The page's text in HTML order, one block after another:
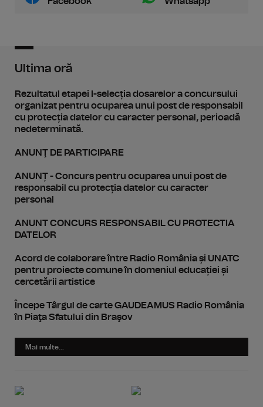
Ultima oră
Rezultatul etapei I-selecția dosarelor a concursului
organizat pentru ocuparea unui post de responsabil
cu protecția datelor cu caracter personal, perioadă
nedeterminată.
ANUNŢ DE PARTICIPARE
ANUNȚ - Concurs pentru ocuparea unui post de
responsabil cu protecția datelor cu caracter
personal
ANUNT CONCURS RESPONSABIL CU PROTECTIA
DATELOR
Acord de colaborare între Radio România și UNATC
pentru proiecte comune în domeniul educației și
cercetării artistice
Începe Târgul de carte GAUDEAMUS Radio România
în Piaţa Sfatului din Braşov
Mai multe...